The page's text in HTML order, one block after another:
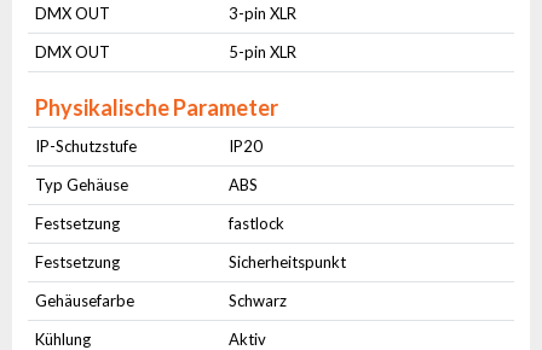
DMX OUT
3-pin XLR
DMX OUT
5-pin XLR
Physikalische Parameter
IP-Schutzstufe
IP20
Typ Gehäuse
ABS
Festsetzung
fastlock
Festsetzung
Sicherheitspunkt
Gehäusefarbe
Schwarz
Kühlung
Aktiv